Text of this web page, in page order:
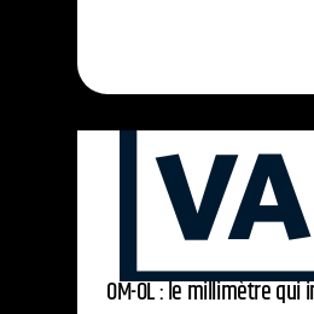
OM-OL : le millimètre